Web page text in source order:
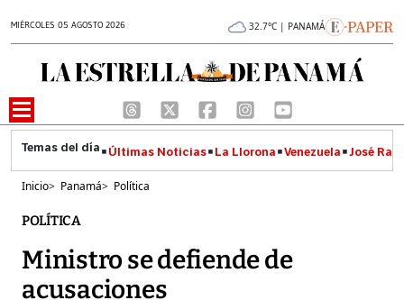
MIÉRCOLES 05 AGOSTO 2026 32.7°C | PANAMÁ
Últimas Noticias La Llorona Venezuela José
Inicio> Panamá> Política
POLÍTICA
Ministro se defiende de
acusaciones